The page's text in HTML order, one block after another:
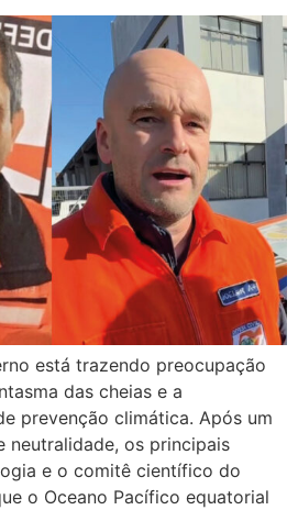
está trazendo preocupação
das cheias e a
prevenção climática. Após um
neutralidade, os principais
e o comitê científico do
o Oceano Pacífico equatorial